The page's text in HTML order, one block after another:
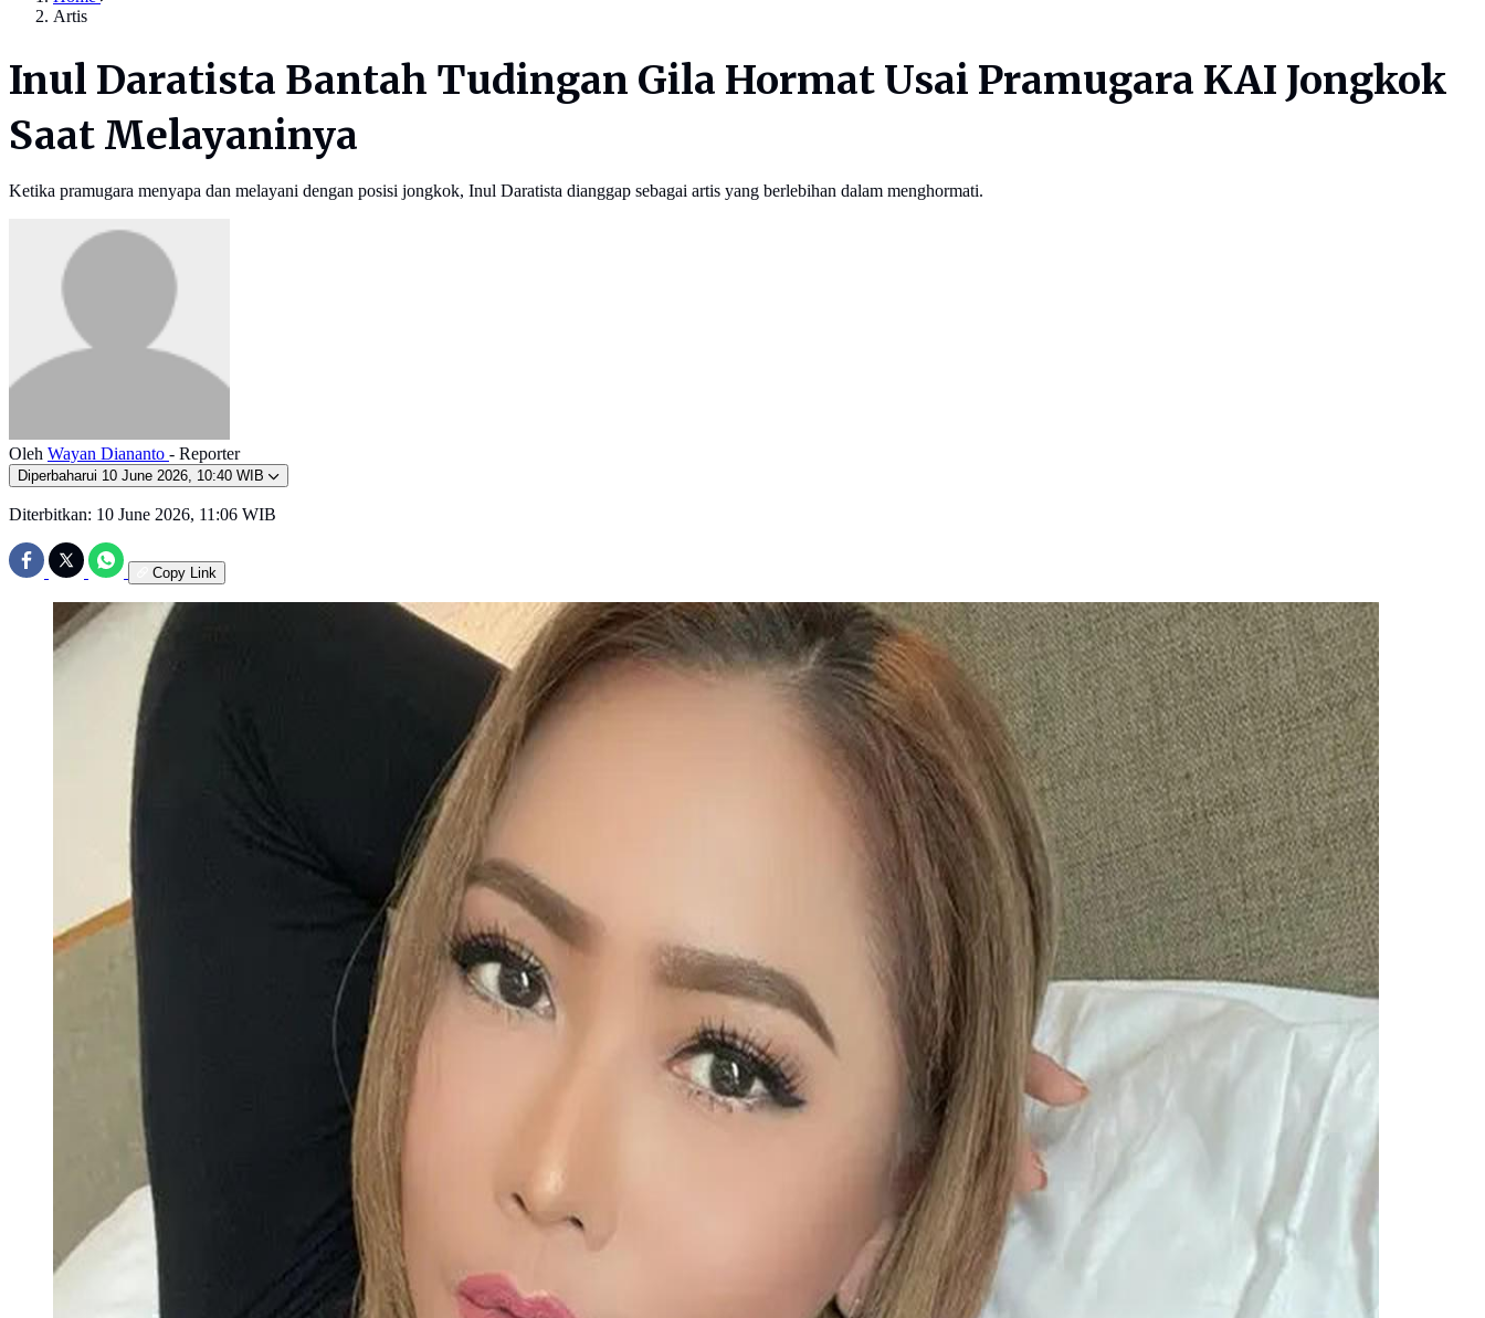
Artis
Inul Daratista Bantah Tudingan Gila Hormat Usai Pramugara KAI Jongkok
Saat Melayaninya
Ketika pramugara menyapa dan melayani dengan posisi jongkok, Inul Daratista dianggap sebagai artis yang berlebihan dalam menghormati.
Oleh Wayan Diananto - Reporter
Diperbaharui 10 June 2026, 10:40 WIB
Diterbitkan: 10 June 2026, 11:06 WIB
Copy Link